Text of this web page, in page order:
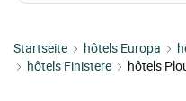
Startseite hôtels Europa
hôtels Finistere
hôtels